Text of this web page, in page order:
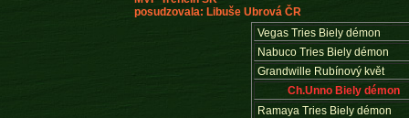
posudzovala: Libuše Ubrová ČR
Vegas Tries Biely démon
Nabuco Tries Biely démon
Grandwille Rubínový květ
Ch.Unno Biely démon
Ramaya Tries Biely démon